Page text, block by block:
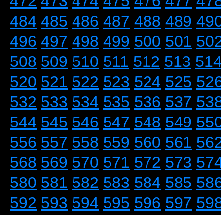
484 485 486 487 488 489
496 497 498 499 500 501
508 509 510 511 512 513
520 521 522 523 524 525
532 533 534 535 536 537
544 545 546 547 548 549
556 557 558 559 560 561
568 569 570 571 572 573
580 581 582 583 584 585
592 593 594 595 596 597